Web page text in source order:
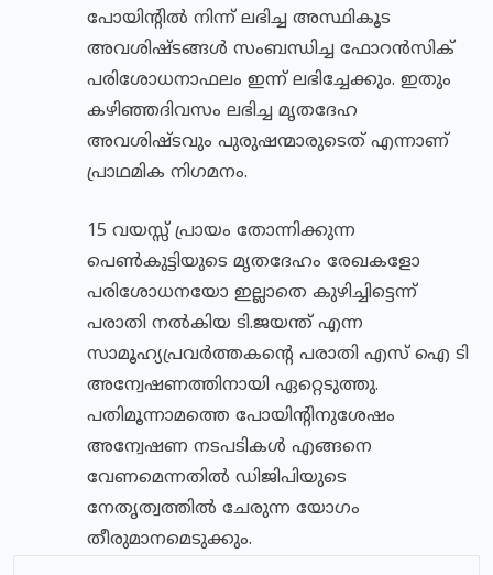
പോയിന്റില്‍ നിന്ന് ലഭിച്ച അസ്ഥികൂട
അവശിഷ്ടങ്ങള്‍ സംബന്ധിച്ച ഫോറന്‍സിക്
പരിശോധനാഫലം ഇന്ന് ലഭിച്ചേക്കും. ഇതും
കഴിഞ്ഞദിവസം ലഭിച്ച മൃതദേഹ
അവശിഷ്ടവും പുരുഷന്മാരുടെത് എന്നാണ്
പ്രാഥമിക നിഗമനം.
15 വയസ്സ് പ്രായം തോന്നിക്കുന്ന
പെണ്‍കുട്ടിയുടെ മൃതദേഹം രേഖകളോ
പരിശോധനയോ ഇല്ലാതെ കുഴിച്ചിട്ടെന്ന്
പരാതി നല്‍കിയ ടി.ജയന്ത് എന്ന
സാമൂഹ്യപ്രവര്‍ത്തകന്റെ പരാതി എസ് ഐ ടി
അന്വേഷണത്തിനായി ഏറ്റെടുത്തു.
പതിമൂന്നാമത്തെ പോയിന്റിനുശേഷം
അന്വേഷണ നടപടികള്‍ എങ്ങനെ
വേണമെന്നതില്‍ ഡിജിപിയുടെ
നേതൃത്വത്തില്‍ ചേരുന്ന യോഗം
തീരുമാനമെടുക്കും.